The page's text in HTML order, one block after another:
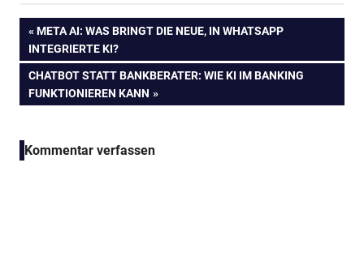
Beitragsnavigation
VORHERIGER
BEITRAG:
META AI: WAS BRINGT DIE NEUE, IN WHATSAPP
INTEGRIERTE KI?
NÄCHSTER
BEITRAG:
CHATBOT STATT BANKBERATER: WIE KI IM BANKING
FUNKTIONIEREN KANN
Kommentar verfassen